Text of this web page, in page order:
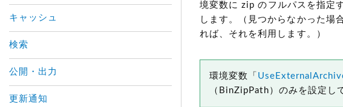
境変数に zip のフルパスを指定
します。（見つからなかった場
れば、それを利用します。）
環境変数「
（BinZipPath）のみを設定し
キャッシュ
検索
公開・出力
更新通知